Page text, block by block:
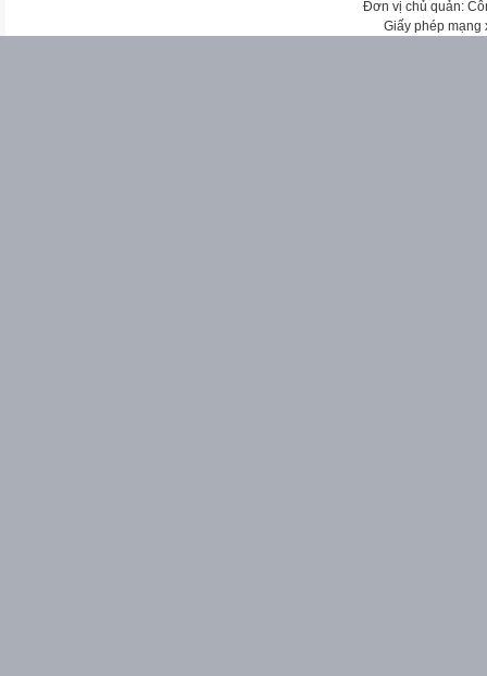
Đơn vị chủ quản:
Giấy phép mạng